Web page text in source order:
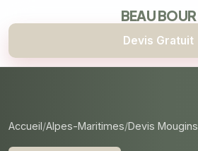
BEAU BOUR
Devis Gratuit
Accueil Alpes-Maritimes Devis Mougins